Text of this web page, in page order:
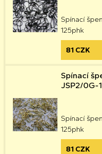
Spínací
125phk
81 CZK
Spínací
JSP2/0G-
Spínací
125phk
81 CZK